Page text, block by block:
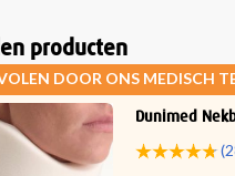
producten
DOOR ONS MEDISCH
Dunimed